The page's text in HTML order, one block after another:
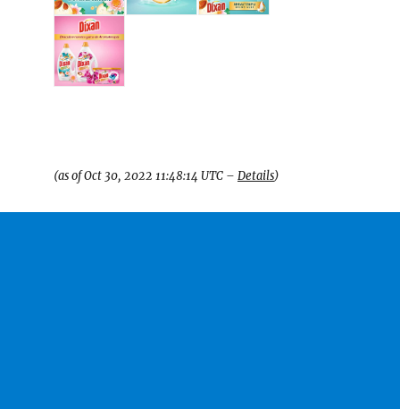
(as of Oct 30, 2022 11:48:14 UTC – Details)